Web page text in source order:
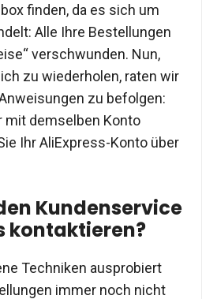
finden, da es sich um
Alle Ihre Bestellungen
verschwunden. Nun,
zu wiederholen, raten wir
zu befolgen:
mit demselben Konto
Ihr AliExpress-Konto über
Kundenservice
kontaktieren?
Techniken ausprobiert
immer noch nicht